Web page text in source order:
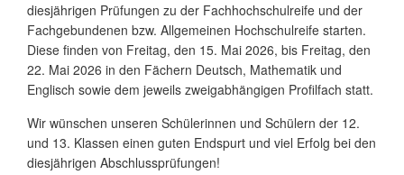
diesjährigen Prüfungen zu der Fachhochschulreife und der
Fachgebundenen bzw. Allgemeinen Hochschulreife starten.
Diese finden von Freitag, den 15. Mai 2026, bis Freitag, den
22. Mai 2026 in den Fächern Deutsch, Mathematik und
Englisch sowie dem jeweils zweigabhängigen Profilfach statt.
Wir wünschen unseren Schülerinnen und Schülern der 12.
und 13. Klassen einen guten Endspurt und viel Erfolg bei den
diesjährigen Abschlussprüfungen!